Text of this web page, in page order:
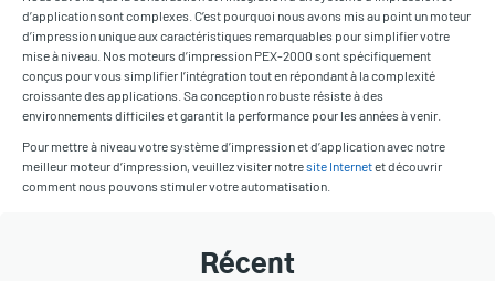
d’application sont complexes. C’est pourquoi nous avons mis au point un moteur
d’impression unique aux caractéristiques remarquables pour simplifier votre
mise à niveau. Nos moteurs d’impression PEX-2000 sont spécifiquement
conçus pour vous simplifier l’intégration tout en répondant à la complexité
croissante des applications. Sa conception robuste résiste à des
environnements difficiles et garantit la performance pour les années à venir.
Pour mettre à niveau votre système d’impression et d’application avec notre
meilleur moteur d’impression, veuillez visiter notresite Internetet découvrir
comment nous pouvons stimuler votre automatisation.
Récent